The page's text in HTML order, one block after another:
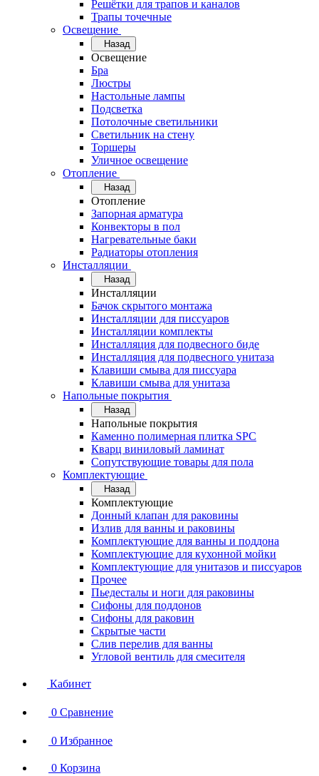
Решётки для трапов и каналов
Трапы точечные
Освещение
Назад
Освещение
Бра
Люстры
Настольные лампы
Подсветка
Потолочные светильники
Светильник на стену
Торшеры
Уличное освещение
Отопление
Назад
Отопление
Запорная арматура
Конвекторы в пол
Нагревательные баки
Радиаторы отопления
Инсталляции
Назад
Инсталляции
Бачок скрытого монтажа
Инсталляции для писсуаров
Инсталляции комплекты
Инсталляция для подвесного биде
Инсталляция для подвесного унитаза
Клавиши смыва для писсуара
Клавиши смыва для унитаза
Напольные покрытия
Назад
Напольные покрытия
Каменно полимерная плитка SPC
Кварц виниловый ламинат
Сопутствующие товары для пола
Комплектующие
Назад
Комплектующие
Донный клапан для раковины
Излив для ванны и раковины
Комплектующие для ванны и поддона
Комплектующие для кухонной мойки
Комплектующие для унитазов и писсуаров
Прочее
Пьедесталы и ноги для раковины
Сифоны для поддонов
Сифоны для раковин
Скрытые части
Слив перелив для ванны
Угловой вентиль для смесителя
Кабинет
0 Сравнение
0 Избранное
0 Корзина